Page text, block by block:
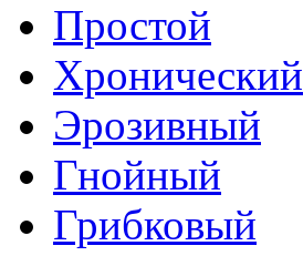
Простой
Хронический
Эрозивный
Гнойный
Грибковый